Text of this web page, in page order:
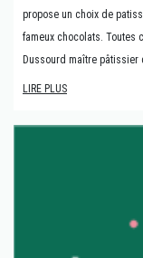
propose un choix de
fameux chocolats. Toutes
Dussourd maître pâtissier
LIRE PLUS